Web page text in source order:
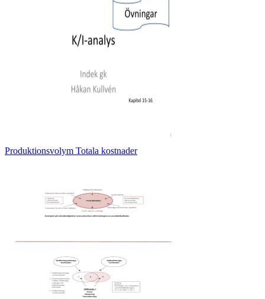
Produktionsvolym Totala kostnader